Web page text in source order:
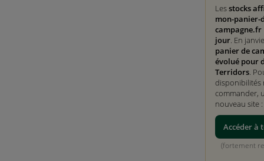
Lesstocks
mon-panier-
campagne.fr
jour. En
panier de
évolué pour
Terridors.
disponibilités
commander,
nouveau site :
Accéder à
(fortement